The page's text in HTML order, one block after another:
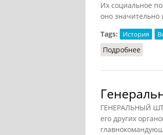
Их социальное
оно значительно
Tags:
История
Подробнее
ГЕНЕРАЛЬНЫЙ
его других